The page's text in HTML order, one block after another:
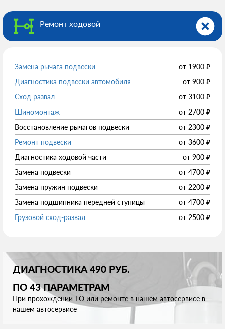
Ремонт ходовой
Замена рычага подвески от 1900 ₽
Диагностика подвески автомобиля
от 900 ₽
Сход развал
от 3100 ₽
Шиномонтаж
от 2700 ₽
Восстановление рычагов подвески
от 2300 ₽
Ремонт подвески
от 3600 ₽
Диагностика ходовой части
от 900 ₽
Замена подвески
от 4700 ₽
Замена пружин подвески
от 2200 ₽
Замена подшипника передней ступицы
от 4700 ₽
Грузовой сход-развал
от 2500 ₽
ДИАГНОСТИКА 490 РУБ.
ПО 43 ПАРАМЕТРАМ
При прохождении ТО или ремонте в нашем автосервисе в
нашем автосервисе